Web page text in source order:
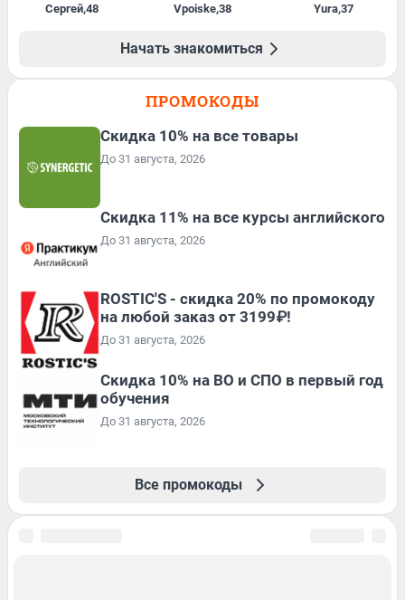
Сергей,48 Vpoiske,38 Yura,37
Начать знакомиться
ПРОМОКОДЫ
Скидка 10% на все товары
До 31 августа, 2026
Скидка 11% на все курсы английского
До 31 августа, 2026
ROSTIC'S - скидка 20% по промокоду
на любой заказ от 3199₽!
До 31 августа, 2026
Скидка 10% на ВО и СПО в первый год
обучения
До 31 августа, 2026
Все промокоды